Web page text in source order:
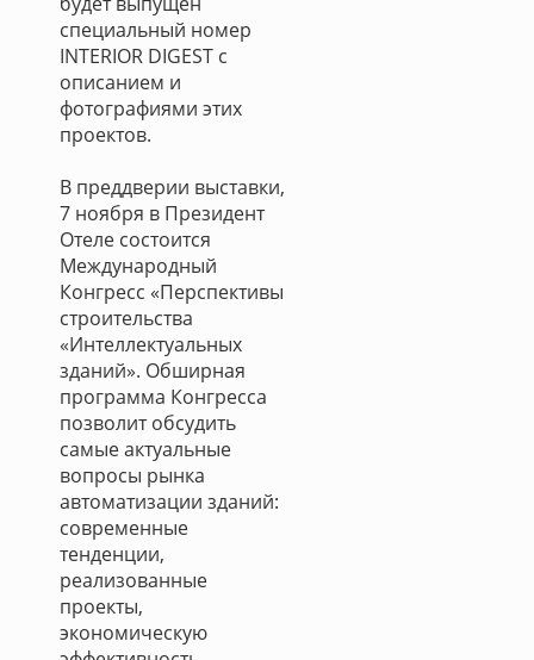
специальный номер
INTERIOR DIGEST с
описанием и
фотографиями этих
проектов.
В преддверии выставки,
7 ноября в Президент
Отеле состоится
Международный
Конгресс «Перспективы
строительства
«Интеллектуальных
зданий». Обширная
программа Конгресса
позволит обсудить
самые актуальные
вопросы рынка
автоматизации зданий:
современные
тенденции,
реализованные
проекты,
экономическую